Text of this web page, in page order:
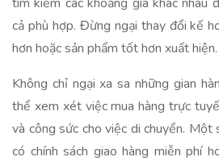
cả phù hợp. Đừng ngại thay đổi kế
hơn hoặc sản phẩm tốt hơn xuất hiện.
Không chỉ ngại xa sa những gian
thể xem xét việc mua hàng trực
và công sức cho việc di chuyển.
có chính sách giao hàng miễn phí